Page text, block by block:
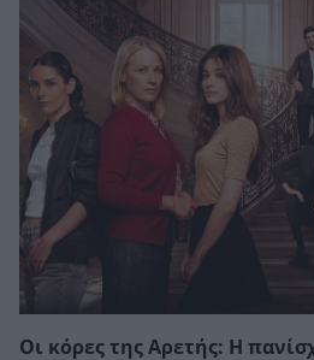
Οι κόρες της Αρετής: Η